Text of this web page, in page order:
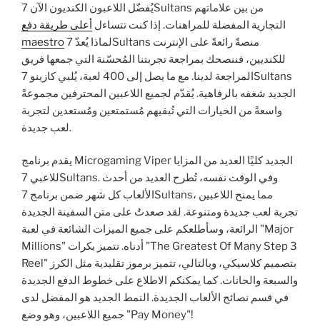
يُفضّل اللاعبون الكنديون الآن 7Sultans من بين علاماتهم
التجارية المفضلة للمراهنات. إذا كنت تتساءل أعلى طريقة دفع
maestro
للكنديين، فننصحك بمراجعة تجربتنا المُحسّنة التي جمعها فريق
المراجعة لدينا. مع ما يصل إلى 400 لعبة، يُلبي كازينو 7Sultans
الجديد شغفه بالرفاهية. يُقدّم لجميع اللاعبين المحترفين مجموعةً
واسعةً من الخيارات التي تُبقيهم مُستمتعين ومُستعدين لتجربة
لعب جديدة.
يقدم برنامج Microgaming Viper الجديد كليًا العديد من المزايا
للاعبي 7Sultans. وفي الوقت نفسه، تُطرح العديد من أحدث
الألعاب كل شهر ضمن برنامج 7Sultans، مما يمنح اللاعبين
تجربة لعب جديدة ومتنوعة. لقد صعدتُ على متن السفينة الجديدة
الرائعة، وسأطلعكم على جميع الميزات الشائعة في لعبة "Major
Millions" أدناه. تتميز بكرات "The Greatest Of Many Step 3
Reel" بتصميم كلاسيكي، وبالتالي، تتميز برموز تقليدية مثل الكرز
والسبعة والحانات. كما يمكنكم الاطلاع على خطوط الدفع الجديدة
في قسم نصائح الألعاب الجديدة. النمط الجديد هو المفضل لدى
جميع اللاعبين، وهو وضع "Pay Money"!